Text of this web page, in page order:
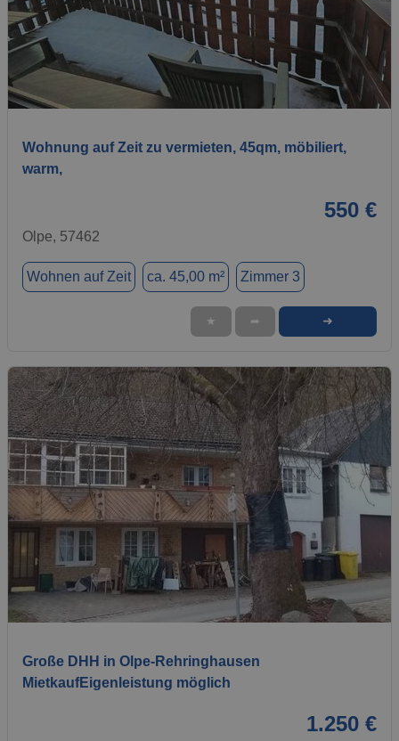
1 / 10
Wohnung auf Zeit zu vermieten, 45qm, möbiliert,
warm,
550 €
Olpe, 57462
Wohnen auf Zeit ca. 45,00 m² Zimmer 3
★ ➦ ➜
1 / 18
Große DHH in Olpe-Rehringhausen
MietkaufEigenleistung möglich
1.250 €